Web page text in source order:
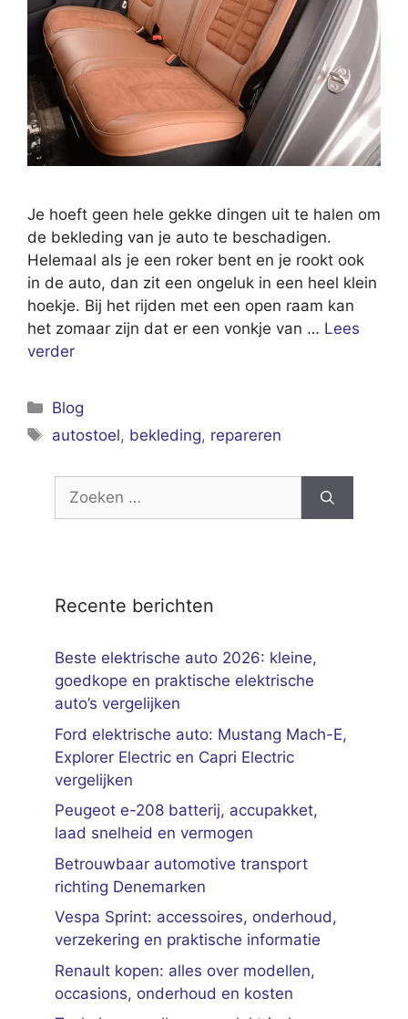
Je hoeft geen hele gekke dingen uit te halen om
de bekleding van je auto te beschadigen.
Helemaal als je een roker bent en je rookt ook
in de auto, dan zit een ongeluk in een heel klein
hoekje. Bij het rijden met een open raam kan
het zomaar zijn dat er een vonkje van … Lees
verder
Categorieën
Blog
Tags
autostoel, bekleding, repareren
Zoek
Recente berichten
Beste elektrische auto 2026: kleine,
goedkope en praktische elektrische
auto’s vergelijken
Ford elektrische auto: Mustang Mach-E,
Explorer Electric en Capri Electric
vergelijken
Peugeot e-208 batterij, accupakket,
laad snelheid en vermogen
Betrouwbaar automotive transport
richting Denemarken
Vespa Sprint: accessoires, onderhoud,
verzekering en praktische informatie
Renault kopen: alles over modellen,
occasions, onderhoud en kosten